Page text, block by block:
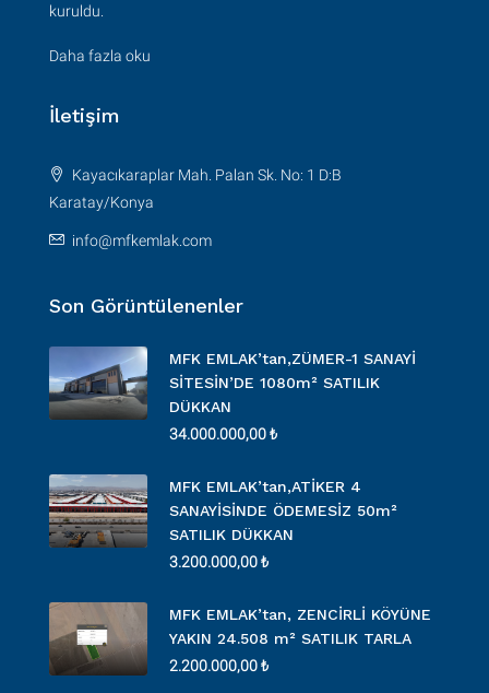
kuruldu.
Daha fazla oku
İletişim
Kayacıkaraplar Mah. Palan Sk. No: 1 D:B
Karatay/Konya
info@mfkemlak.com
Son Görüntülenenler
MFK EMLAK’tan,ZÜMER-1 SANAYİ
SİTESİN’DE 1080m² SATILIK
DÜKKAN
34.000.000,00 ₺
MFK EMLAK’tan,ATİKER 4
SANAYİSİNDE ÖDEMESİZ 50m²
SATILIK DÜKKAN
3.200.000,00 ₺
MFK EMLAK’tan, ZENCİRLİ KÖYÜNE
YAKIN 24.508 m² SATILIK TARLA
2.200.000,00 ₺